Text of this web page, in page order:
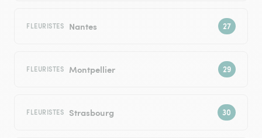
FLEURISTES Nantes
FLEURISTES Montpellier
FLEURISTES Strasbourg